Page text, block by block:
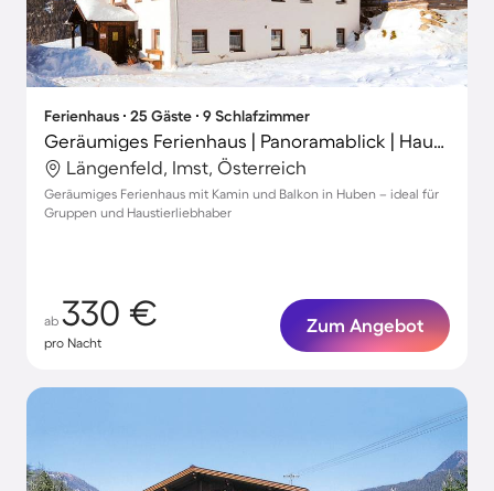
Ferienhaus ∙ 25 Gäste ∙ 9 Schlafzimmer
Geräumiges Ferienhaus | Panoramablick | Haustiere sind willkommen
Längenfeld, Imst, Österreich
Geräumiges Ferienhaus mit Kamin und Balkon in Huben – ideal für
Gruppen und Haustierliebhaber
ab 330 €
pro Nacht
Zum Angebot